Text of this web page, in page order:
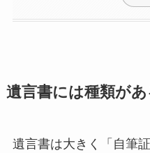
遺言書には種類があ
遺言書は大きく「自筆